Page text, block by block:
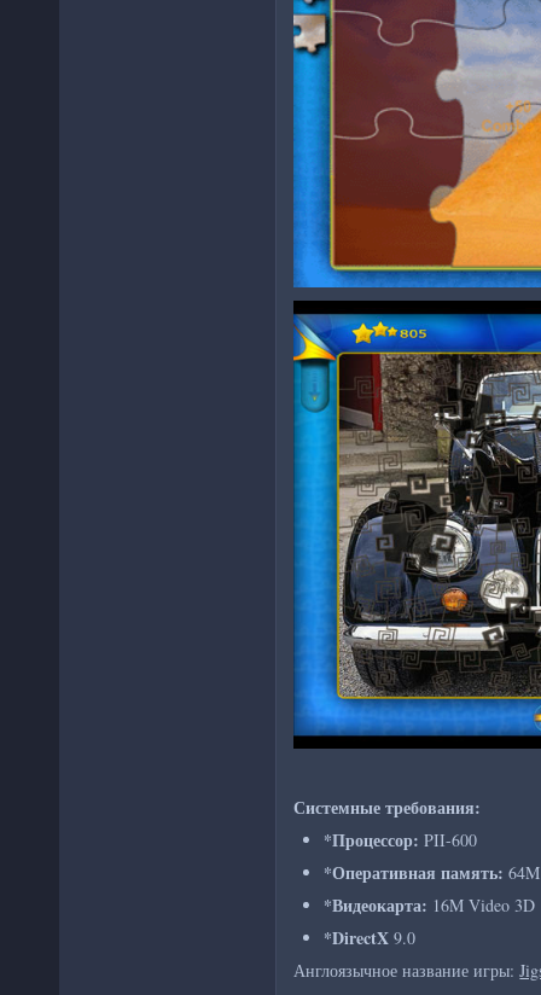
Системные требования:
*Процессор: PII-600
*Оперативная память:
*Видеокарта: 16M Video 3D
*DirectX 9.0
Англоязычное название игры: